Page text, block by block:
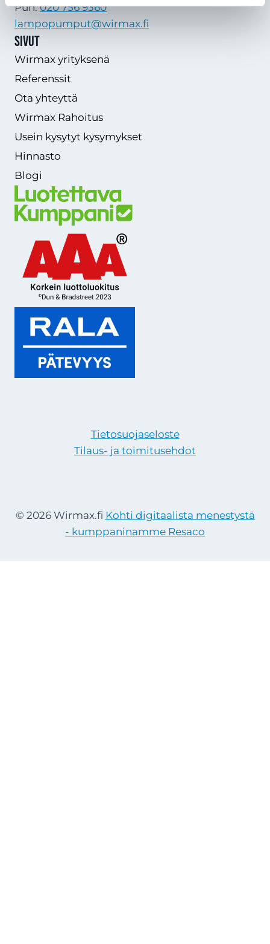
Puh.020 756 9360
lampopumput@wirmax.fi
Sivut
Wirmax yrityksenä
Referenssit
Ota yhteyttä
Wirmax Rahoitus
Usein kysytyt kysymykset
Hinnasto
Blogi
Tietosuojaseloste
Tilaus- ja toimitusehdot
© 2026 Wirmax.fi Kohti digitaalista menestystä
- kumppaninamme Resaco